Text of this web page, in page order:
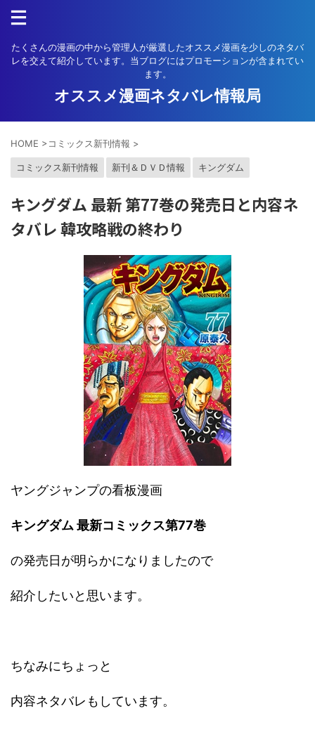
たくさんの漫画の中から管理人が厳選したオススメ漫画を少しのネタバ
レを交えて紹介しています。当ブログにはプロモーションが含まれてい
ます。
オススメ漫画ネタバレ情報局
HOME >コミックス新刊情報 >
コミックス新刊情報 新刊＆ＤＶＤ情報 キングダム
キングダム 最新 第77巻の発売日と内容ネ
タバレ 韓攻略戦の終わり
ヤングジャンプの看板漫画
キングダム 最新コミックス第77巻
の発売日が明らかになりましたので
紹介したいと思います。
ちなみにちょっと
内容ネタバレもしています。